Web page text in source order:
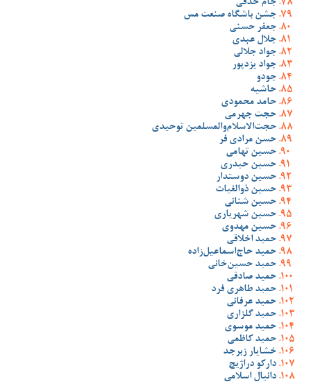
جام حذفی
جشن باشگاه صنعت مس
جعفر حسنی
جلال عبدی
جواد جلالی
جواد یزدپور
جودو
حاشیه
حامد محمودی
حجت جهرمی
حجت‌الاسلام‌والمسلمین توحیدی
حسن مرادی فر
حسین تهامی
حسین حیدری
حسین دوستدار
حسین ذوالغیاث
حسین شنانی
حسین شهریاری
حسین مهدوی
حمید اخلاقی
حمید حاج‌اسماعیل‌زاده
حمید حسین‌خانی
حمید صادقی
حمید طاهری فرد
حمید عرفانی
حمید گلزاری
حمید موسوی
حمید کاظمی
خشایار زبرجد
دارکو دراژیچ
دانیال اسلامی